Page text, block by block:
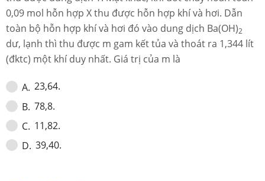
0,09 mol hỗn hợp X thu được hỗn hợp khí và hơi. Dẫn
toàn bộ hỗn hợp khí và hơi đó vào dung dịch Ba(OH)2
dư, lạnh thì thu được m gam kết tủa và thoát ra 1,344 lít
(đktc) một khí duy nhất. Giá trị của m là
A. 23,64.
B. 78,8.
C. 11,82.
D. 39,40.